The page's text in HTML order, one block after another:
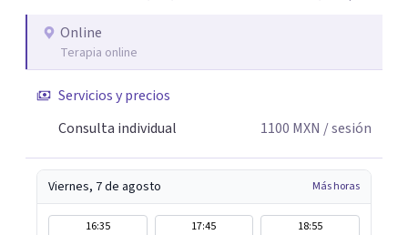
requiere una mirada personalizada.
Online
Terapia online
Servicios y precios
Consulta individual
1100 MXN / sesión
Viernes, 7 de agosto Más horas
16:35 17:45
18:55